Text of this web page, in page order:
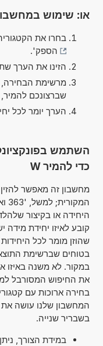
או: שימוש
בחרו את
הספק'.
הזינו את הערך
מרשימת
שברצונכם
הערך יומר לכל
השתמש
כדי להמיר W
מחשבון זה מאפשר
היחידה או בקיצור
קובע לאיזו יחידת
שהוזן מומר לכל
בטוחים שברשימת
במקור. לא משנה
את החיפוש המסורבל
בחירה ארוכות עם
המחשבון שלנו עושה
בשבריר שנייה.
במידת הצורך,